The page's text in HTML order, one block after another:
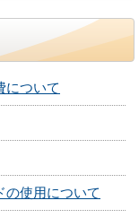
について
の使用について